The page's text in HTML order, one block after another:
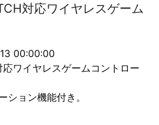
対応ワイヤレスゲーム
00:00:00
ワイヤレスゲームコントロー
ション機能付き。